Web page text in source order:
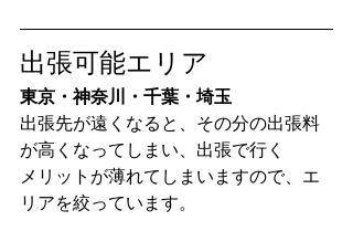
出張可能エリア
東京・神奈川・千葉・埼玉
出張先が遠くなると、その分の出張料
が高くなってしまい、出張で行く
メリットが薄れてしまいますので、エ
リアを絞っています。